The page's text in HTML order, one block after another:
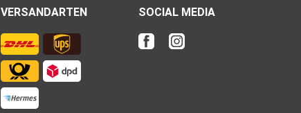
VERSANDARTEN SOCIAL MEDIA